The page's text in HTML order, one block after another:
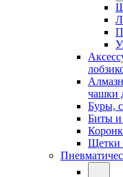
чашки
Буры,
Биты и
Щетки